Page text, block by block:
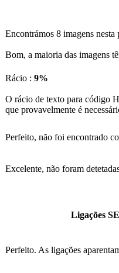
Encontrámos 8 imagens nesta
Bom, a maioria das imagens
Rácio : 9%
O rácio de texto para código
que provavelmente é
Perfeito, não foi encontrado
Excelente, não foram
Ligações
Perfeito. As ligações